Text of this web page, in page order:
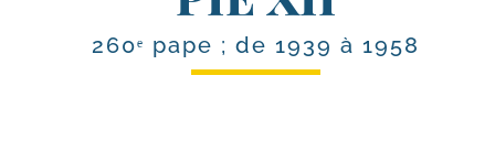
260ᵉ pape ; de 1939 à 1958